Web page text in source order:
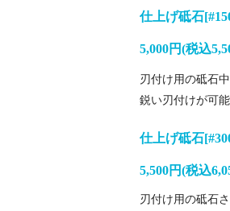
仕上げ砥石
5,000円(税込
刃付け用の砥石
鋭い刃付けが可
仕上げ砥石
5,500円(税込
刃付け用の砥石